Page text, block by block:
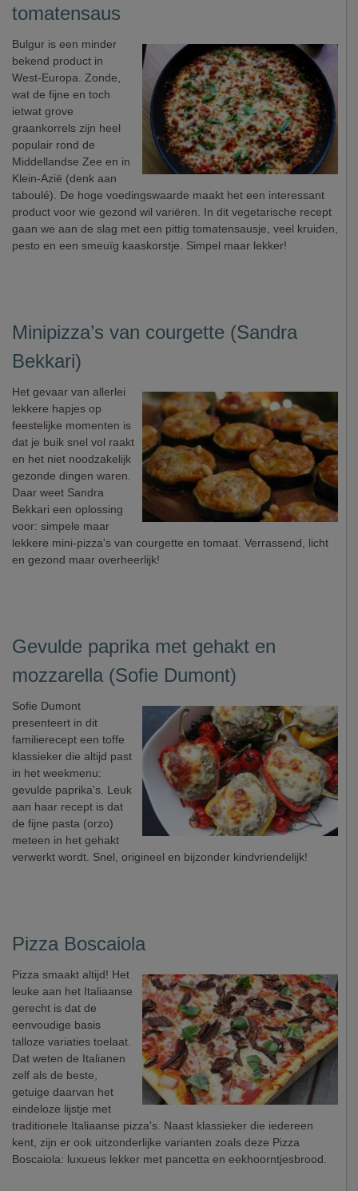
tomatensaus
Bulgur is een minder
bekend product in
West-Europa. Zonde,
wat de fijne en toch
ietwat grove
graankorrels zijn heel
populair rond de
Middellandse Zee en in
Klein-Azië (denk aan
taboulé). De hoge voedingswaarde maakt het een interessant
product voor wie gezond wil variëren. In dit vegetarische recept
gaan we aan de slag met een pittig tomatensausje, veel kruiden,
pesto en een smeuïg kaaskorstje. Simpel maar lekker!
Minipizza’s van courgette (Sandra
Bekkari)
Het gevaar van allerlei
lekkere hapjes op
feestelijke momenten is
dat je buik snel vol raakt
en het niet noodzakelijk
gezonde dingen waren.
Daar weet Sandra
Bekkari een oplossing
voor: simpele maar
lekkere mini-pizza's van courgette en tomaat. Verrassend, licht
en gezond maar overheerlijk!
Gevulde paprika met gehakt en
mozzarella (Sofie Dumont)
Sofie Dumont
presenteert in dit
familierecept een toffe
klassieker die altijd past
in het weekmenu:
gevulde paprika's. Leuk
aan haar recept is dat
de fijne pasta (orzo)
meteen in het gehakt
verwerkt wordt. Snel, origineel en bijzonder kindvriendelijk!
Pizza Boscaiola
Pizza smaakt altijd! Het
leuke aan het Italiaanse
gerecht is dat de
eenvoudige basis
talloze variaties toelaat.
Dat weten de Italianen
zelf als de beste,
getuige daarvan het
eindeloze lijstje met
traditionele Italiaanse pizza's. Naast klassieker die iedereen
kent, zijn er ook uitzonderlijke varianten zoals deze Pizza
Boscaiola: luxueus lekker met pancetta en eekhoorntjesbrood.